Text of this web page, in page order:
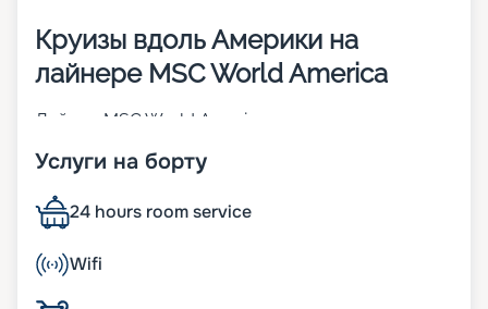
Круизы вдоль Америки на
лайнере MSC World America
Лайнер MSC World America – это второе из
MSC World Class. Его спуск на воду произошел в
размещаться 6 850 человек. Предполагаемые
маршруты 22-палубного (из них 16 –
пассажирские) корабля – вдоль побережья
Америки. Другие особенности:
Услуги на борту
24 hours room service
Wifi